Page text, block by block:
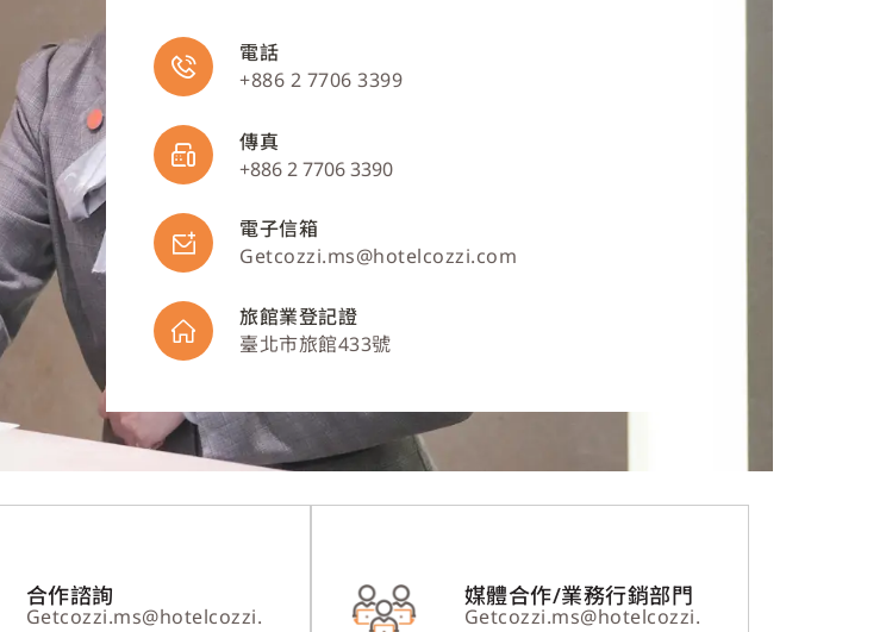
電話
+886 2 7706 3399
傳真
+886 2 7706 3390
電子信箱
Getcozzi.ms@hotelcozzi.com
旅館業登記證
臺北市旅館433號
合作諮詢
Getcozzi.ms@hotelcozzi.
媒體合作/業務行銷部門
Getcozzi.ms@hotelcozzi.